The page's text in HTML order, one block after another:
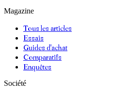
Magazine
Tous les articles
Essais
Guides d'achat
Comparatifs
Enquêtes
Société